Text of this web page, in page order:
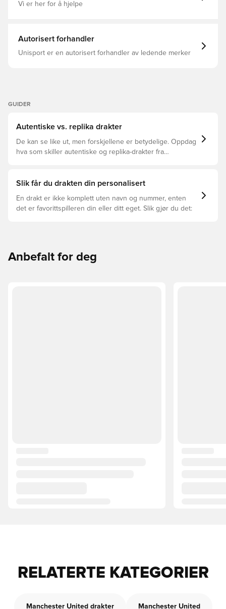
Vi er her for å hjelpe
Autorisert forhandler
Unisport er en autorisert forhandler av ledende merker
GUIDER
Autentiske vs. replika drakter
De kan se like ut, men forskjellene er betydelige. Oppdag
hva som skiller autentiske og replika-drakter fra
Slik får du drakten din personalisert
En drakt er ikke komplett uten navn og nummer, enten
det er favorittspilleren din eller ditt eget. Slik gjør du det:
Anbefalt for deg
RELATERTE KATEGORIER
Manchester United drakter Manchester United